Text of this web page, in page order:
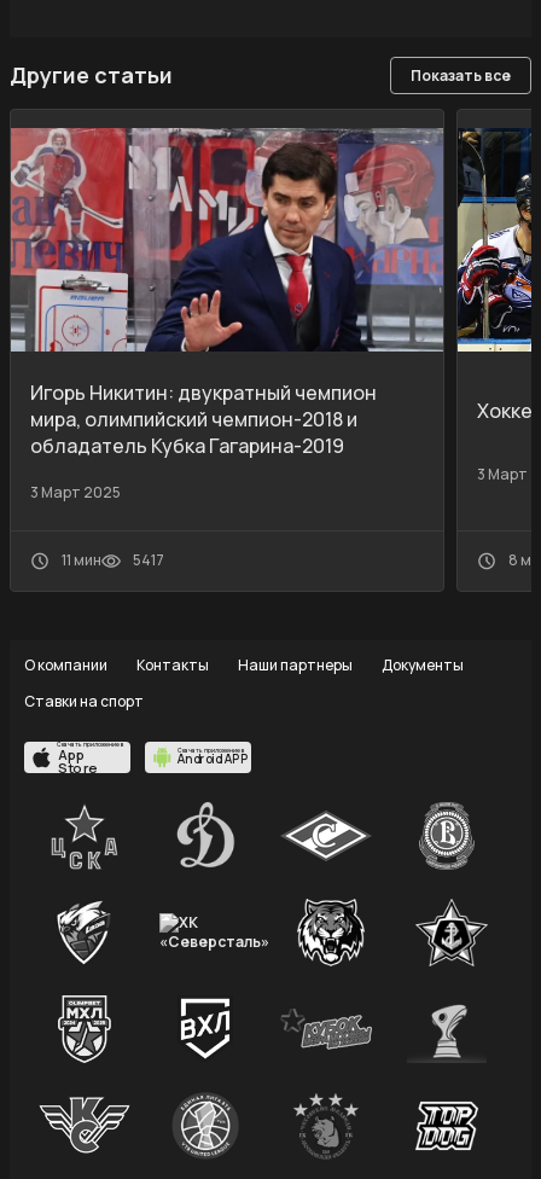
Другие статьи Показать все
Игорь Никитин: двукратный чемпион
мира, олимпийский чемпион-2018 и
обладатель Кубка Гагарина-2019
3 Март 2025
11 мин 5417
3 Март
8
О компании Контакты Наши партнеры
Документы
Ставки на спорт
Скачать приложение в
App
Store
Скачать приложение в
Android APP